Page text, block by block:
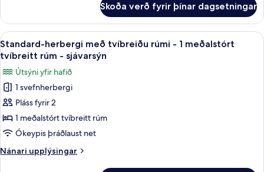
meðalstórt
tvíbreitt
rúm
-
útsýni
yfir
vatn
herbergi
með
tvíbreiðu
rúmi
meðalstórt
tvíbreitt
rúm
-
útsýni
yfir
vatn
Skoða verð fyrir þínar dagsetningar
Skoða
allar
myndir
fyrir
Standard-
herbergi
með
tvíbreiðu
rúmi
-
Myrkratjöld/-gardínur,
13
Standard-herbergi með tvíbreiðu rúmi - 1 meðalstórt
tvíbreitt rúm - sjávarsýn
Útsýni yfir hafið
1 svefnherbergi
Pláss fyrir 2
1 meðalstórt tvíbreitt rúm
Ókeypis þráðlaust net
Nánari upplýsingar
Nánari